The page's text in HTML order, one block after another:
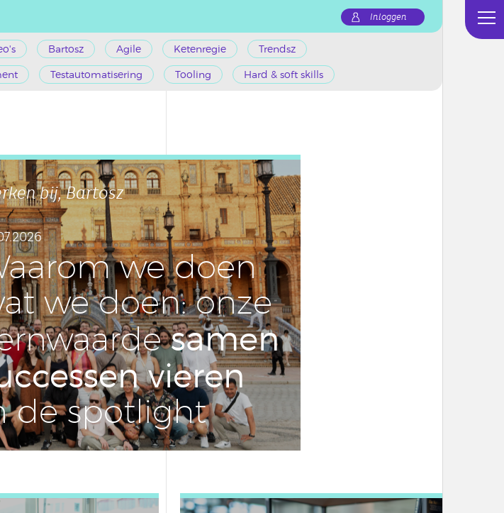
Inloggen
Bartosz Agile Ketenregie Trendsz
Testautomatisering Tooling Hard & soft skills
bij, Bartosz
we doen
we doen: onze
samen
vieren
de spot­light